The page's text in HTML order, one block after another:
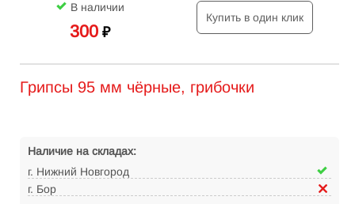
В наличии
300 ₽
Купить в один клик
Грипсы 95 мм чёрные, грибочки
Наличие на складах:
г. Нижний Новгород
г. Бор